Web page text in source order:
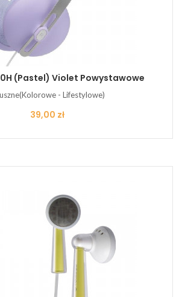
(pastel) Violet Powystawowe
- Lifestylowe)
Cena
39,00 zł